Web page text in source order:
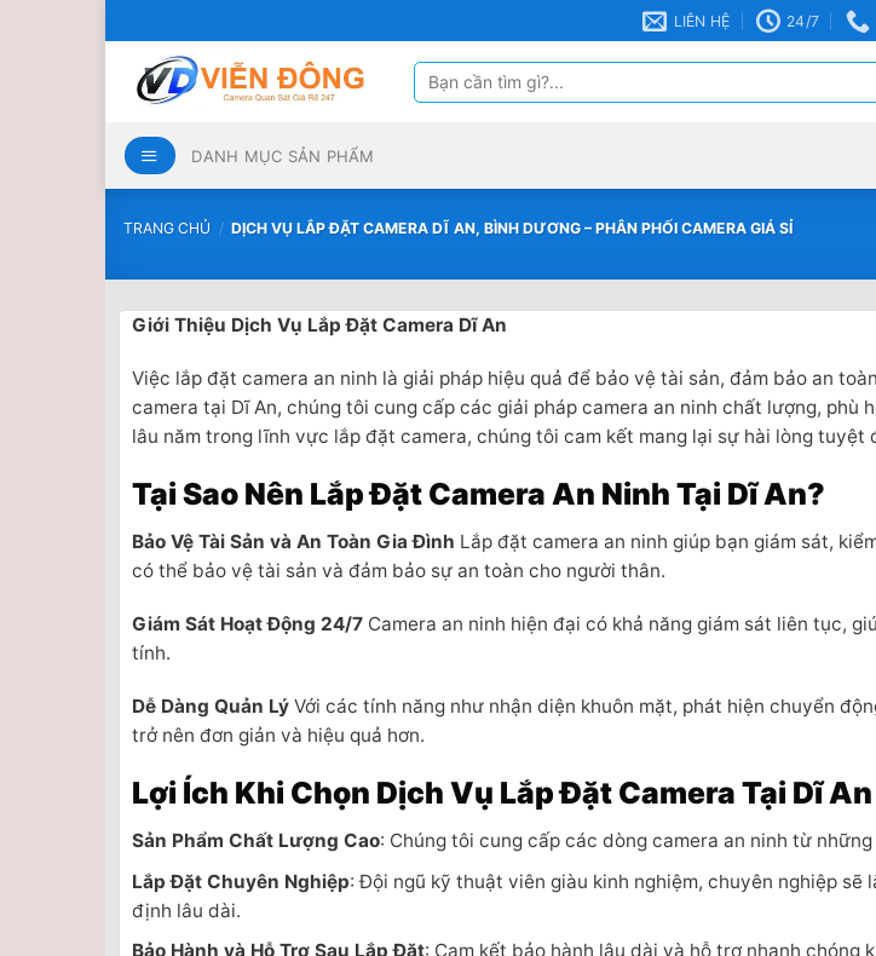
qua
dung
LIÊN HỆ 24/7
Tìm
kiếm:
DANH MỤC SẢN PHẨM
TRANG CHỦ / DỊCH VỤ LẮP ĐẶT CAMERA DĨ AN, BÌNH DƯƠNG – PHÂN PHỐI CAMERA GIÁ SỈ
Giới Thiệu Dịch Vụ Lắp Đặt Camera Dĩ An
Việc lắp đặt camera an ninh là giải pháp hiệu quả để bảo vệ tài sản, đảm bảo an
camera tại Dĩ An, chúng tôi cung cấp các giải pháp camera an ninh chất lượng, phù
lâu năm trong lĩnh vực lắp đặt camera, chúng tôi cam kết mang lại sự hài lòng tuyệt
Tại Sao Nên Lắp Đặt Camera An Ninh Tại Dĩ An?
Bảo Vệ Tài Sản và An Toàn Gia Đình Lắp đặt camera an ninh giúp bạn giám sát,
có thể bảo vệ tài sản và đảm bảo sự an toàn cho người thân.
Giám Sát Hoạt Động 24/7 Camera an ninh hiện đại có khả năng giám sát liên tục,
tính.
Dễ Dàng Quản Lý Với các tính năng như nhận diện khuôn mặt, phát hiện chuyển
trở nên đơn giản và hiệu quả hơn.
Lợi Ích Khi Chọn Dịch Vụ Lắp Đặt Camera Tại Dĩ An
Sản Phẩm Chất Lượng Cao: Chúng tôi cung cấp các dòng camera an ninh từ
Lắp Đặt Chuyên Nghiệp: Đội ngũ kỹ thuật viên giàu kinh nghiệm, chuyên nghiệp
định lâu dài.
Bảo Hành và Hỗ Trợ Sau Lắp Đặt: Cam kết bảo hành lâu dài và hỗ trợ nhanh chóng